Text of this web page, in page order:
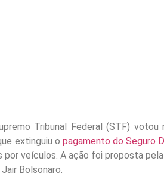
Tribunal Federal (STF)
extinguiu o pagamento do Seguro
veículos. A ação foi proposta
Bolsonaro.